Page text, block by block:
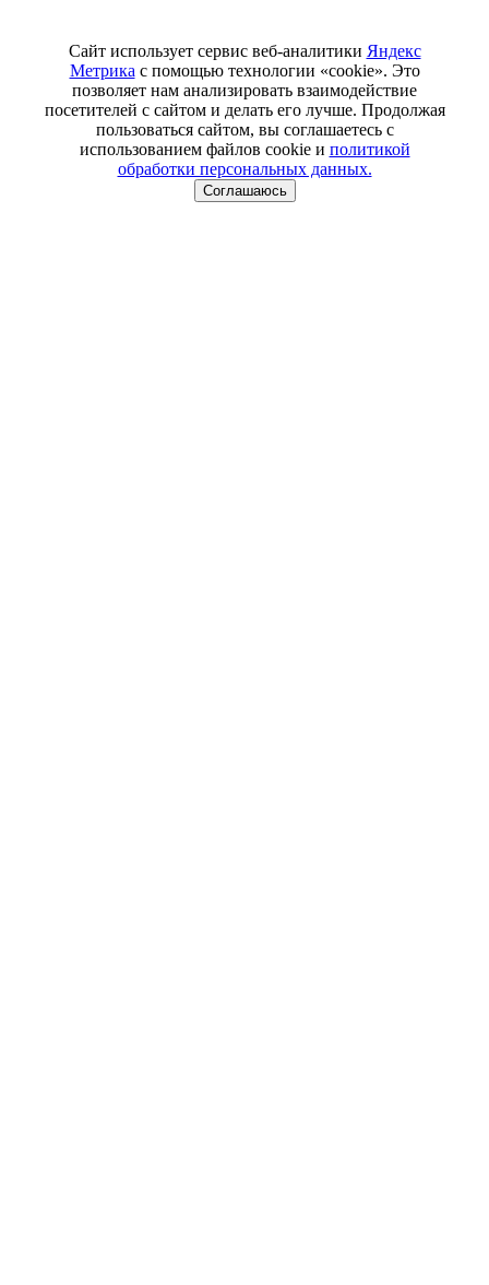
Сайт использует сервис веб-аналитики Яндекс
Метрика с помощью технологии «cookie». Это
позволяет нам анализировать взаимодействие
посетителей с сайтом и делать его лучше. Продолжая
пользоваться сайтом, вы соглашаетесь с
использованием файлов cookie и политикой
обработки персональных данных.
Соглашаюсь